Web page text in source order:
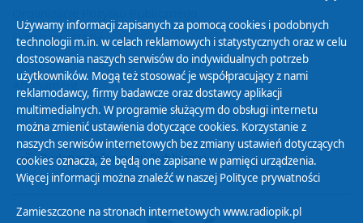
Cyfryzacja DAB+
Polityka ochrony danych osobowych
Abonament
Zamówienia publiczne
Biuletyn Informacji Publicznej
Używamy informacji zapisanych za pomocą cookies i podobnych
technologii m.in. w celach reklamowych i statystycznych oraz w celu
dostosowania naszych serwisów do indywidualnych potrzeb
użytkowników. Mogą też stosować je współpracujący z nami
reklamodawcy, firmy badawcze oraz dostawcy aplikacji
multimedialnych. W programie służącym do obsługi internetu
można zmienić ustawienia dotyczące cookies. Korzystanie z
naszych serwisów internetowych bez zmiany ustawień dotyczących
cookies oznacza, że będą one zapisane w pamięci urządzenia.
Więcej informacji można znaleźć w naszej Polityce prywatności
Zamieszczone na stronach internetowych www.radiopik.pl